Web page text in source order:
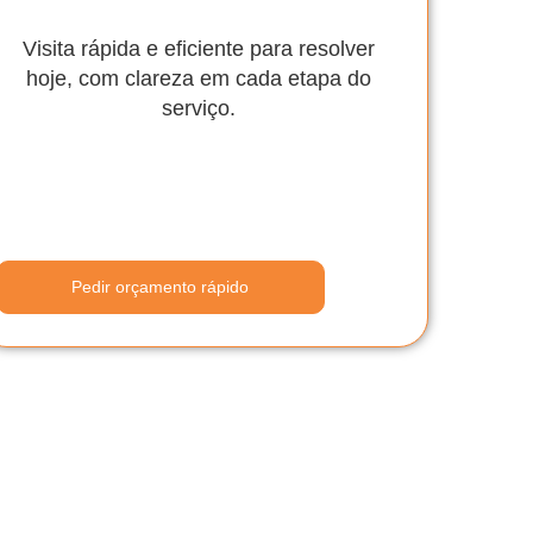
Visita rápida e eficiente para resolver
hoje, com clareza em cada etapa do
serviço.
Pedir orçamento rápido